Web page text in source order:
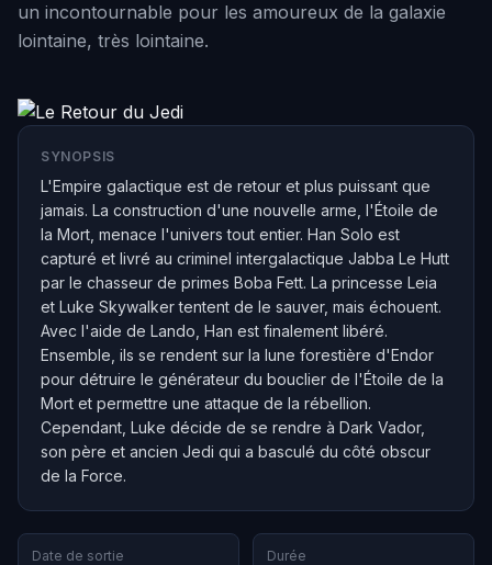
un incontournable pour les amoureux de la galaxie
lointaine, très lointaine.
SYNOPSIS
L'Empire galactique est de retour et plus puissant que
jamais. La construction d'une nouvelle arme, l'Étoile de
la Mort, menace l'univers tout entier. Han Solo est
capturé et livré au criminel intergalactique Jabba Le Hutt
par le chasseur de primes Boba Fett. La princesse Leia
et Luke Skywalker tentent de le sauver, mais échouent.
Avec l'aide de Lando, Han est finalement libéré.
Ensemble, ils se rendent sur la lune forestière d'Endor
pour détruire le générateur du bouclier de l'Étoile de la
Mort et permettre une attaque de la rébellion.
Cependant, Luke décide de se rendre à Dark Vador,
son père et ancien Jedi qui a basculé du côté obscur
de la Force.
Date de sortie Durée